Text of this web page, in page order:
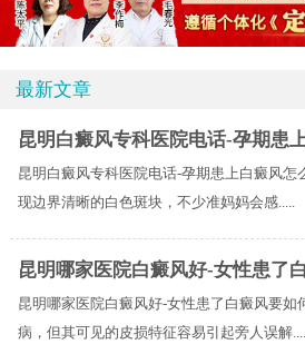
最新文章
昆明白癜风专科医院电话-孕期患
昆明白癜风专科医院电话-孕期患上白癜风怎
现边界清晰的白色斑块，不少准妈妈会感.....
昆明哪家医院白癜风好-女性患了
昆明哪家医院白癜风好-女性患了白癜风要如
病，但其可见的皮损特征容易引起旁人误解